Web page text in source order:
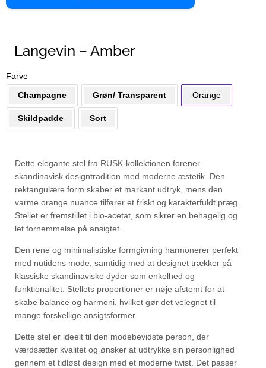
Langevin – Amber
Farve
Champagne
Grøn/ Transparent Orange
Skildpadde Sort
Dette elegante stel fra RUSK-kollektionen forener
skandinavisk designtradition med moderne æstetik. Den
rektangulære form skaber et markant udtryk, mens den
varme orange nuance tilfører et friskt og karakterfuldt præg.
Stellet er fremstillet i bio-acetat, som sikrer en behagelig og
let fornemmelse på ansigtet.
Den rene og minimalistiske formgivning harmonerer perfekt
med nutidens mode, samtidig med at designet trækker på
klassiske skandinaviske dyder som enkelhed og
funktionalitet. Stellets proportioner er nøje afstemt for at
skabe balance og harmoni, hvilket gør det velegnet til
mange forskellige ansigtsformer.
Dette stel er ideelt til den modebevidste person, der
værdsætter kvalitet og ønsker at udtrykke sin personlighed
gennem et tidløst design med et moderne twist. Det passer